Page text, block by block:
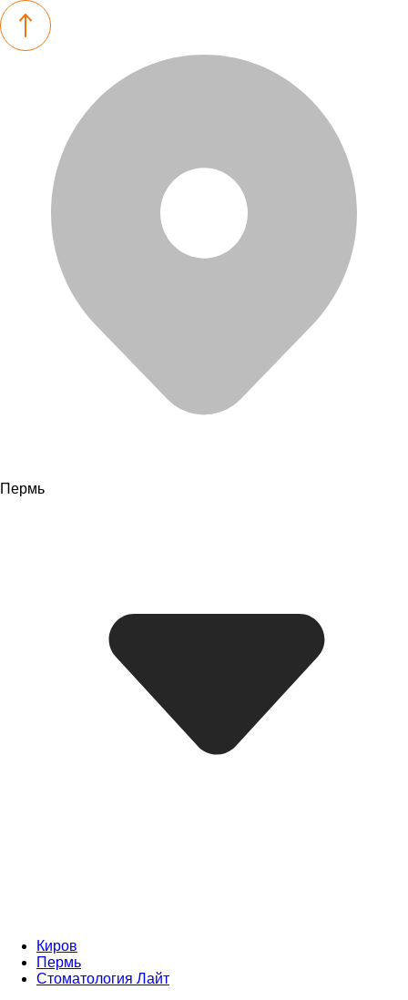
Пермь
Киров
Пермь
Стоматология Лайт